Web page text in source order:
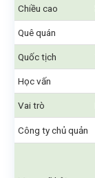
Chiều cao
Quê quán
Quốc tịch
Học vấn
Vai trò
Công ty chủ quản